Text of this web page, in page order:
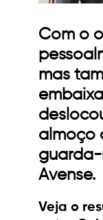
Com o
mas
almoço
guarda-
Avense.
Veja o